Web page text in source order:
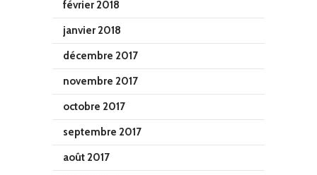
février 2018
janvier 2018
décembre 2017
novembre 2017
octobre 2017
septembre 2017
août 2017